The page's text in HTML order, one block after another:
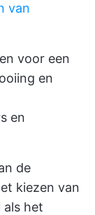
van
voor een
en
en
de
kiezen van
als het